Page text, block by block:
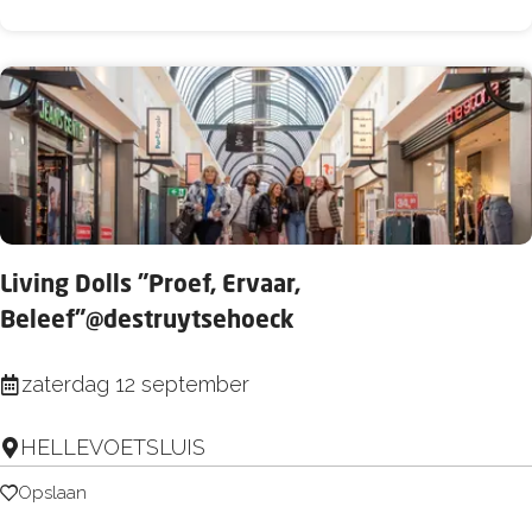
a
R
u
s
t
o
n
a
a
r
e
e
Living Dolls "Proef, Ervaar,
Beleef"@destruytsehoeck
L
v
i
zaterdag 12 september
HELLEVOETSLUIS
Opslaan
Opslaan